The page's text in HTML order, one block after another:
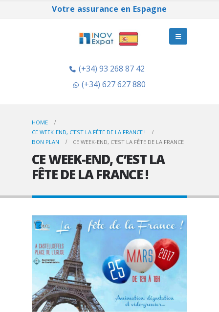
Votre assurance en Espagne
(+34) 93 268 87 42
(+34) 627 627 880
HOME
CE WEEK-END, C’EST LA FÊTE DE LA FRANCE !
BON PLAN
CE WEEK-END, C’EST LA FÊTE DE LA FRANCE !
CE WEEK-END, C’EST LA
FÊTE DE LA FRANCE !